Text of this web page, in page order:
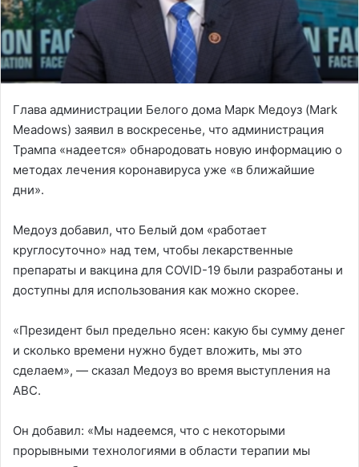
Глава администрации Белого дома Марк Медоуз (Mark
Meadows) заявил в воскресенье, что администрация
Трампа «надеется» обнародовать новую информацию о
методах лечения коронавируса уже «в ближайшие
дни».
Медоуз добавил, что Белый дом «работает
круглосуточно» над тем, чтобы лекарственные
препараты и вакцина для COVID-19 были разработаны и
доступны для использования как можно скорее.
«Президент был предельно ясен: какую бы сумму денег
и сколько времени нужно будет вложить, мы это
сделаем», — сказал Медоуз во время выступления на
ABC.
Он добавил: «Мы надеемся, что с некоторыми
прорывными технологиями в области терапии мы